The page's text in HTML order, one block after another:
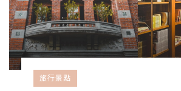
旅行景點